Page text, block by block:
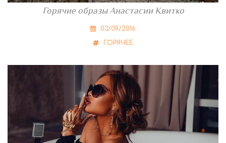
Горячие образы Анастасии Квитко
03/09/2016
ГОРЯЧЕЕ